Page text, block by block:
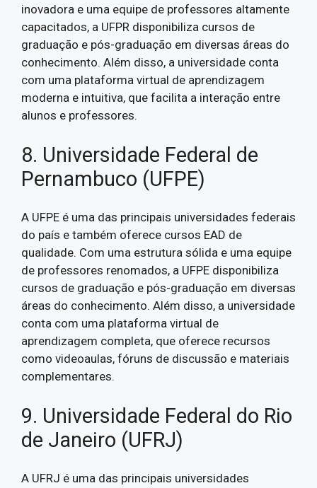
inovadora e uma equipe de professores altamente
capacitados, a UFPR disponibiliza cursos de
graduação e pós-graduação em diversas áreas do
conhecimento. Além disso, a universidade conta
com uma plataforma virtual de aprendizagem
moderna e intuitiva, que facilita a interação entre
alunos e professores.
8. Universidade Federal de
Pernambuco (UFPE)
A UFPE é uma das principais universidades federais
do país e também oferece cursos EAD de
qualidade. Com uma estrutura sólida e uma equipe
de professores renomados, a UFPE disponibiliza
cursos de graduação e pós-graduação em diversas
áreas do conhecimento. Além disso, a universidade
conta com uma plataforma virtual de
aprendizagem completa, que oferece recursos
como videoaulas, fóruns de discussão e materiais
complementares.
9. Universidade Federal do Rio
de Janeiro (UFRJ)
A UFRJ é uma das principais universidades